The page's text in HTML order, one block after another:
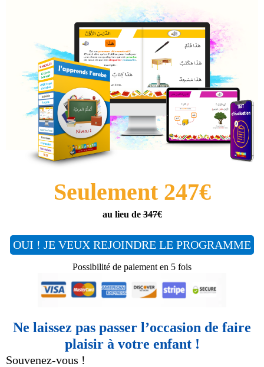
Seulement 247€
au lieu de347€
OUI ! JE VEUX REJOINDRE LE PROGRAMME
Possibilité de paiement en 5 fois
Ne laissez pas passer l’occasion de faire
plaisir à votre enfant !
Souvenez-vous !